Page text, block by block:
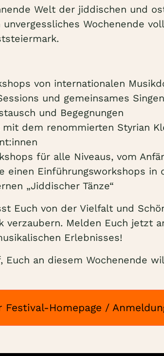
Welt der jiddischen und
Wochenende
von internationalen
und gemeinsames Singen
und Begegnungen
dem renommierten Styrian
für alle Niveaus, vom
einen Einführungsworkshops in
„Jiddischer Tänze“
Euch von der Vielfalt und
verzaubern. Melden Euch jetzt
Erlebnisses!
Euch an diesem Wochenende
Festival-Homepage /